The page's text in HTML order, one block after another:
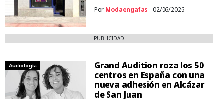
Por Modaengafas - 02/06/2026
PUBLICIDAD
Audiología
Grand Audition roza los 50
centros en España con una
nueva adhesión en Alcázar
de San Juan